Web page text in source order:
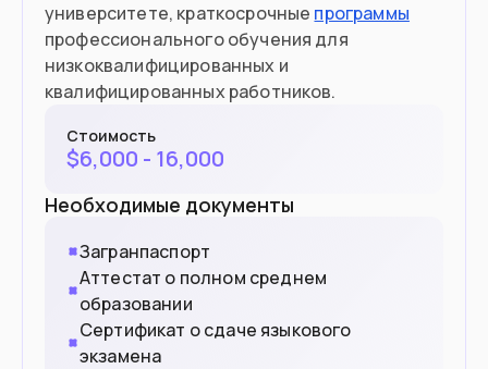
университете, краткосрочные программы
профессионального обучения для
низкоквалифицированных и
квалифицированных работников.
Стоимость
$6,000 - 16,000
Необходимые документы
Загранпаспорт
Аттестат о полном среднем
образовании
Сертификат о сдаче языкового
экзамена